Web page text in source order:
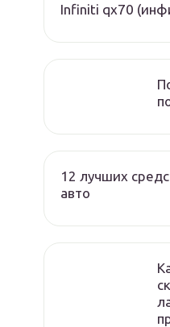
Infiniti qx70
12 лучших
авто